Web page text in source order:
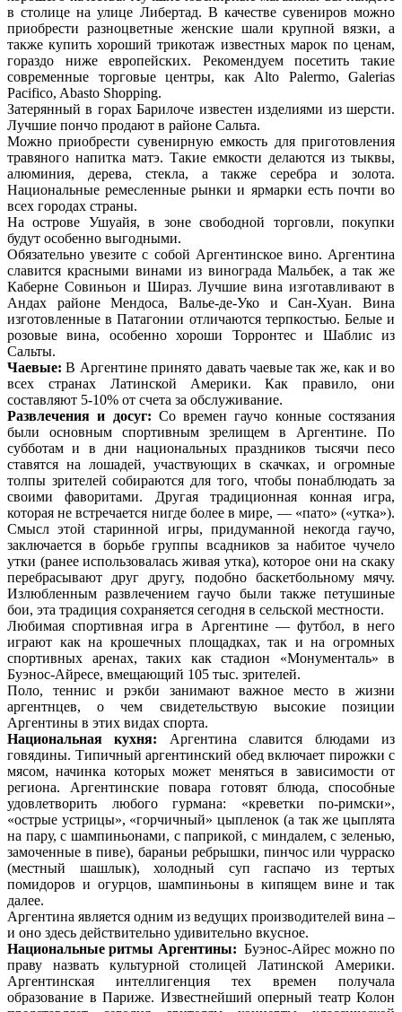
в столице на улице Либертад. В качестве сувениров можно
приобрести разноцветные женские шали крупной вязки, а
также купить хороший трикотаж известных марок по ценам,
гораздо ниже европейских. Рекомендуем посетить такие
современные торговые центры, как Alto Palermo, Galerias
Pacifico, Abasto Shopping.
Затерянный в горах Барилоче известен изделиями из шерсти.
Лучшие пончо продают в районе Сальта.
Можно приобрести сувенирную емкость для приготовления
травяного напитка матэ. Такие емкости делаются из тыквы,
алюминия, дерева, стекла, а также серебра и золота.
Национальные ремесленные рынки и ярмарки есть почти во
всех городах страны.
На острове Ушуайя, в зоне свободной торговли, покупки
будут особенно выгодными.
Обязательно увезите с собой Аргентинское вино. Аргентина
славится красными винами из винограда Мальбек, а так же
Каберне Совиньон и Шираз. Лучшие вина изготавливают в
Андах районе Мендоса, Валье-де-Уко и Сан-Хуан. Вина
изготовленные в Патагонии отличаются терпкостью. Белые и
розовые вина, особенно хороши Торронтес и Шаблис из
Сальты.
Чаевые:В Аргентине принято давать чаевые так же, как и во
всех странах Латинской Америки. Как правило, они
составляют 5-10% от счета за обслуживание.
Развлечения и досуг: Со времен гаучо конные состязания
были основным спортивным зрелищем в Аргентине. По
субботам и в дни национальных праздников тысячи песо
ставятся на лошадей, участвующих в скачках, и огромные
толпы зрителей собираются для того, чтобы понаблюдать за
своими фаворитами. Другая традиционная конная игра,
которая не встречается нигде более в мире, — «пато» («утка»).
Смысл этой старинной игры, придуманной некогда гаучо,
заключается в борьбе группы всадников за набитое чучело
утки (ранее использовалась живая утка), которое они на скаку
перебрасывают друг другу, подобно баскетбольному мячу.
Излюбленным развлечением гаучо были также петушиные
бои, эта традиция сохраняется сегодня в сельской местности.
Любимая спортивная игра в Аргентине — футбол, в него
играют как на крошечных площадках, так и на огромных
спортивных аренах, таких как стадион «Монументаль» в
Буэнос-Айресе, вмещающий 105 тыс. зрителей.
Поло, теннис и рэкби занимают важное место в жизни
аргентнцев, о чем свидетельствую высокие позиции
Аргентины в этих видах спорта.
Национальная кухня: Аргентина славится блюдами из
говядины. Типичный аргентинский обед включает пирожки с
мясом, начинка которых может меняться в зависимости от
региона. Аргентинские повара готовят блюда, способные
удовлетворить любого гурмана: «креветки по-римски»,
«острые устрицы», «горчичный» цыпленок (а так же цыплята
на пару, с шампиньонами, с паприкой, с миндалем, с зеленью,
замоченные в пиве), бараньи ребрышки, пинчос или чурраско
(местный шашлык), холодный суп гаспачо из тертых
помидоров и огурцов, шампиньоны в кипящем вине и так
далее.
Аргентина является одним из ведущих производителей вина –
и оно здесь действительно удивительно вкусное.
Национальные ритмы Аргентины: Буэнос-Айрес можно по
праву назвать культурной столицей Латинской Америки.
Аргентинская интеллигенция тех времен получала
образование в Париже. Известнейший оперный театр Колон